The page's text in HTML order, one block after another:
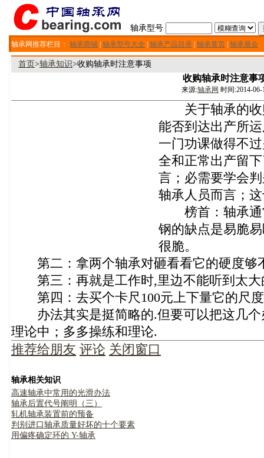
轴承型号
轴承网推荐栏目： 轴承商铺 轴承型号大全 轴承产品目录 轴承黄页 轴承展会
首页>轴承知识>收购轴承时注意事项
收购轴承时注意事
来源:轴承网 时间:2014-06-
关于轴承的收
能否到达出产所
一门功课做得不
全和正常出产留
言；必需要学会
轴承人员而言；
榜首：轴承通
钢的缺点是易脆
很脆。
第二：拿两个轴承对砸看看它的硬度够
第三：再就是工作时,里边不能听到太大
第四：去买个卡尺100元上下量它的尺
办法其实是挺简略的.但要可以把这几个
理论中；多多操练和理论.
推荐给朋友 评论 关闭窗口
轴承相关知识
高速轴承中常用的光滑办法
轴承后置代号阐明（三）
轧机轴承装置前的预备
判别进口轴承质量好坏的十个要素
用偏疼确定环的 Y-轴承